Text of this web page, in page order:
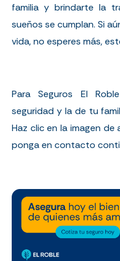
familia y brindarte la
sueños se cumplan. Si
vida, no esperes más,
Para Seguros El
seguridad y la de tu
Haz clic en la imagen
ponga en contacto